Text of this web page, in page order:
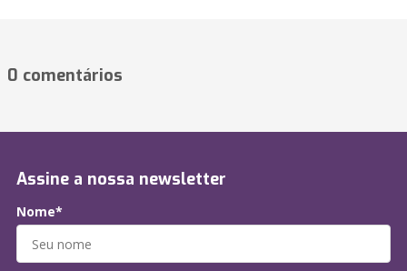
0 comentários
Assine a nossa newsletter
Nome*